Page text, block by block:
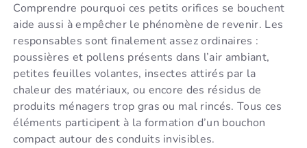
Comprendre pourquoi ces petits orifices se bouchent
aide aussi à empêcher le phénomène de revenir. Les
responsables sont finalement assez ordinaires :
poussières et pollens présents dans l’air ambiant,
petites feuilles volantes, insectes attirés par la
chaleur des matériaux, ou encore des résidus de
produits ménagers trop gras ou mal rincés. Tous ces
éléments participent à la formation d’un bouchon
compact autour des conduits invisibles.